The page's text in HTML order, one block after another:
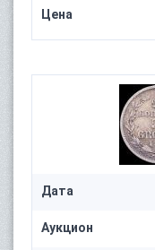
Цена
Дата
Аукцион